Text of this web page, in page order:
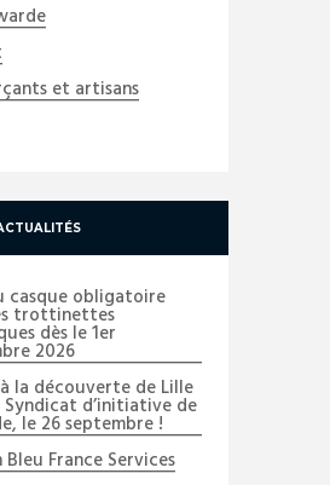
et artisans
casque obligatoire
trottinettes
dès le 1er
2026
la découverte de Lille
Syndicat d’initiative de
le 26 septembre !
Bleu France Services